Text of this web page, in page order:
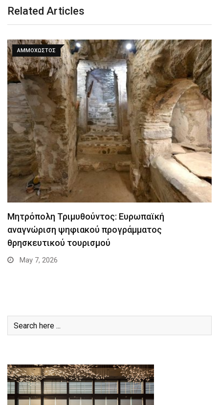
Related Articles
ΑΜΜΟΧΩΣΤΟΣ
Μητρόπολη Τριμυθούντος: Ευρωπαϊκή
αναγνώριση ψηφιακού προγράμματος
θρησκευτικού τουρισμού
May 7, 2026